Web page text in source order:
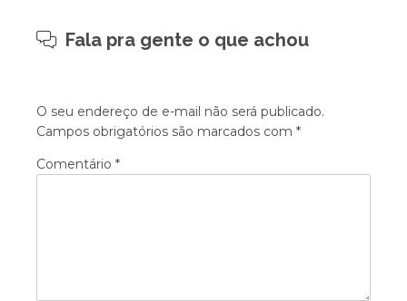
Fala pra gente o que achou
O seu endereço de e-mail não será publicado.
Campos obrigatórios são marcados com *
Comentário *